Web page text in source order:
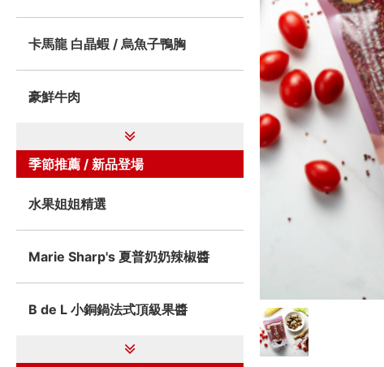
卡馬龍 白晶蝦 / 烏魚子鴨胸
豪鮮牛肉
季節推薦 / 新品登場
水果姐姐精選
Marie Sharp's 夏普奶奶辣椒醬
B de L 小銅鍋法式頂級果醬